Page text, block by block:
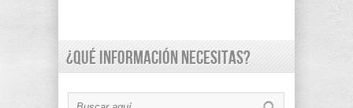
¿Qué información necesitas?